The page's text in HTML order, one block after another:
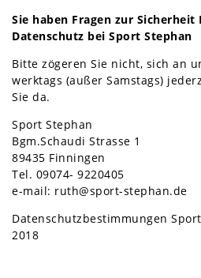
Sie haben Fragen zur
Datenschutz bei Sport Stephan
Bitte zögeren Sie nicht, sich an
werktags (außer Samstags)
Sie da.
Sport Stephan
Bgm.Schaudi Strasse 1
89435 Finningen
Tel. 09074- 9220405
e-mail: ruth@sport-stephan.de
Datenschutzbestimmungen
2018